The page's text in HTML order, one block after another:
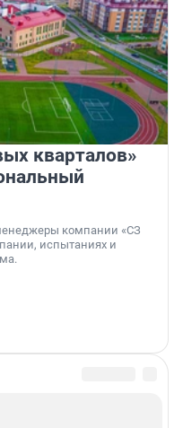
кварталов»
компании «СЗ
испытаниях и